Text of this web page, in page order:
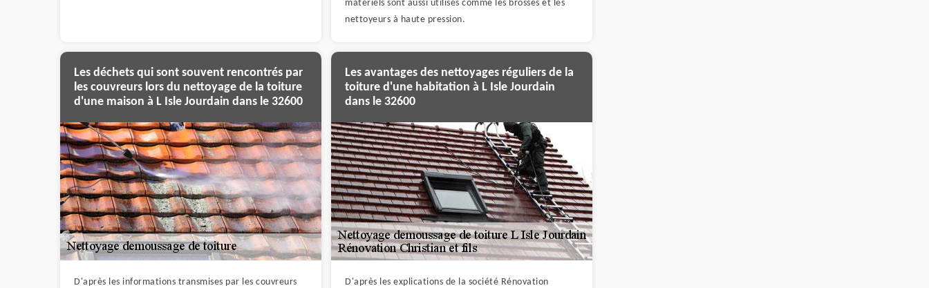
matériels sont aussi utilisés comme les brosses et les
nettoyeurs à haute pression.
Les déchets qui sont souvent rencontrés par
les couvreurs lors du nettoyage de la toiture
d'une maison à L Isle Jourdain dans le 32600
D'après les informations transmises par les couvreurs
Les avantages des nettoyages réguliers de la
toiture d'une habitation à L Isle Jourdain
dans le 32600
D'après les explications de la société Rénovation